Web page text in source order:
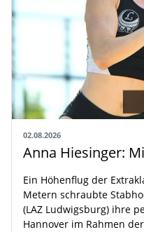
02.08.2026
Ein Höhenflug der
Metern schraubte
(LAZ Ludwigsburg) ihre
Hannover im Rahmen